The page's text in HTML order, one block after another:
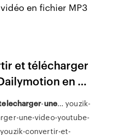
en fichier MP3
et télécharger
en ...
-une... youzik-
une-video-youtube-
convertir-et-